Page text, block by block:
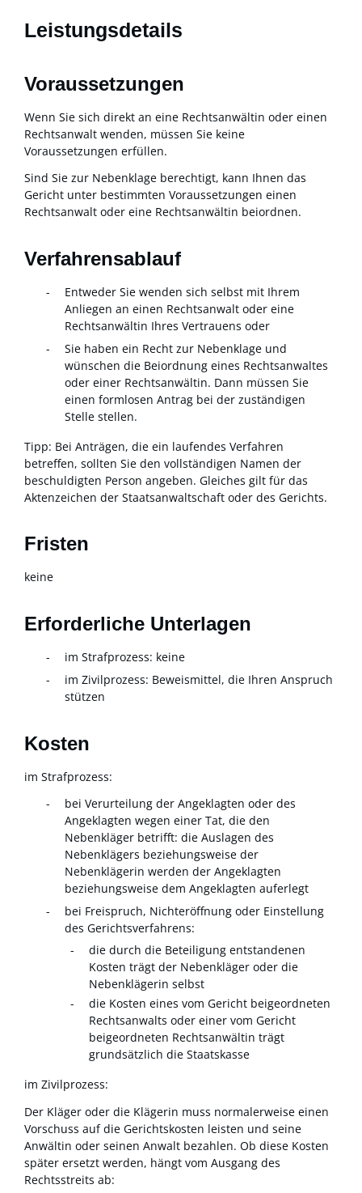
Leistungsdetails
Voraussetzungen
Wenn Sie sich direkt an eine Rechtsanwältin oder einen
Rechtsanwalt wenden, müssen Sie keine
Voraussetzungen erfüllen.
Sind Sie zur Nebenklage berechtigt, kann Ihnen das
Gericht unter bestimmten Voraussetzungen einen
Rechtsanwalt oder eine Rechtsanwältin beiordnen.
Verfahrensablauf
Entweder Sie wenden sich selbst mit Ihrem
Anliegen an einen Rechtsanwalt oder eine
Rechtsanwältin Ihres Vertrauens oder
Sie haben ein Recht zur Nebenklage und
wünschen die Beiordnung eines Rechtsanwaltes
oder einer Rechtsanwältin. Dann müssen Sie
einen formlosen Antrag bei der zuständigen
Stelle stellen.
Tipp: Bei Anträgen, die ein laufendes Verfahren
betreffen, sollten Sie den vollständigen Namen der
beschuldigten Person angeben. Gleiches gilt für das
Aktenzeichen der Staatsanwaltschaft oder des Gerichts.
Fristen
keine
Erforderliche Unterlagen
im Strafprozess: keine
im Zivilprozess: Beweismittel, die Ihren Anspruch
stützen
Kosten
im Strafprozess:
bei Verurteilung der Angeklagten oder des
Angeklagten wegen einer Tat, die den
Nebenkläger betrifft: die Auslagen des
Nebenklägers beziehungsweise der
Nebenklägerin werden der Angeklagten
beziehungsweise dem Angeklagten auferlegt
bei Freispruch, Nichteröffnung oder Einstellung
des Gerichtsverfahrens:
die durch die Beteiligung entstandenen
Kosten trägt der Nebenkläger oder die
Nebenklägerin selbst
die Kosten eines vom Gericht beigeordneten
Rechtsanwalts oder einer vom Gericht
beigeordneten Rechtsanwältin trägt
grundsätzlich die Staatskasse
im Zivilprozess:
Der Kläger oder die Klägerin muss normalerweise einen
Vorschuss auf die Gerichtskosten leisten und seine
Anwältin oder seinen Anwalt bezahlen. Ob diese Kosten
später ersetzt werden, hängt vom Ausgang des
Rechtsstreits ab: